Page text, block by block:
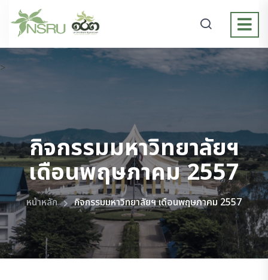
>
กิจกรรมมหาวิทยาลัยฯ
เดือนพฤษภาคม 2557
หน้าหลัก กิจกรรมมหาวิทยาลัยฯ เดือนพฤษภาคม 2557